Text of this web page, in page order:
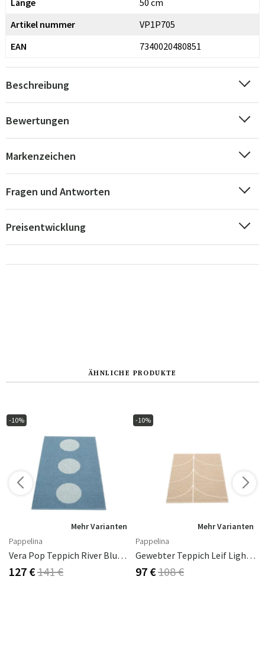
Länge
50 cm
Artikel nummer
VP1P705
EAN
7340020480851
Beschreibung
Bewertungen
Markenzeichen
Fragen und Antworten
Preisentwicklung
ÄHNLICHE PRODUKTE
-10%
Mehr Varianten
Pappelina
Vera Pop Teppich River Blue/Blue Fog 70 X 120cm
127 €141 €
-10%
Mehr Varianten
Pappelina
Gewebter Teppich Leif Light Nougat 70x90 Cm
97 €108 €